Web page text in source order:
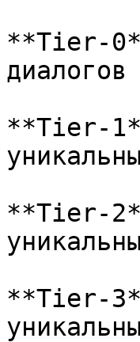
**Tier-
**Tier-
**Tier-
**Tier-